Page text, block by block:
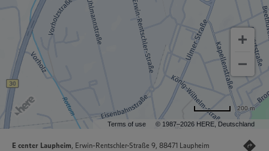
Terms of use © 1987–2026 HERE, Deutschland
200 m
E center Laupheim, Erwin-Rentschler-Straße 9, 88471 Laupheim